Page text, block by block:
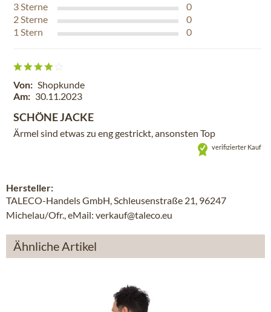
3Sterne
0
2Sterne
0
1 Stern 0
Von: Shopkunde
Am: 30.11.2023
SCHÖNE JACKE
Ärmel sind etwas zu eng gestrickt, ansonsten Top
verifizierter Kauf
Hersteller:
TALECO-Handels GmbH, Schleusenstraße 21, 96247
Michelau/Ofr., eMail: verkauf@taleco.eu
Ähnliche Artikel